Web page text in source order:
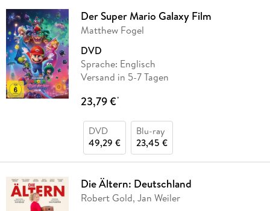
Der Super Mario Galaxy Film
Matthew Fogel
DVD
Sprache: Englisch
Versand in 5-7 Tagen
23,79 €*
DVD
49,29 €
Blu-ray
23,45 €
Die Ältern: Deutschland
Robert Gold, Jan Weiler